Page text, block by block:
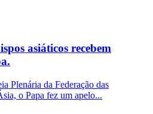
asiáticos recebem
Plenária da Federação das
o Papa fez um apelo...